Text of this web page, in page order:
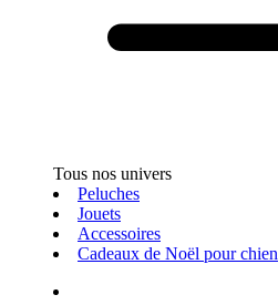
Tous nos univers
Peluches
Jouets
Accessoires
Cadeaux de Noël pour chien